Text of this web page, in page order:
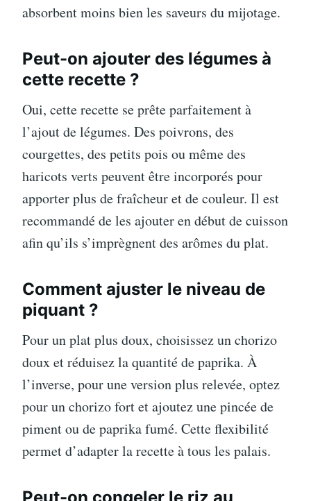
absorbent moins bien les saveurs du mijotage.
Peut-on ajouter des légumes à
cette recette ?
Oui, cette recette se prête parfaitement à
l’ajout de légumes. Des poivrons, des
courgettes, des petits pois ou même des
haricots verts peuvent être incorporés pour
apporter plus de fraîcheur et de couleur. Il est
recommandé de les ajouter en début de cuisson
afin qu’ils s’imprègnent des arômes du plat.
Comment ajuster le niveau de
piquant ?
Pour un plat plus doux, choisissez un chorizo
doux et réduisez la quantité de paprika. À
l’inverse, pour une version plus relevée, optez
pour un chorizo fort et ajoutez une pincée de
piment ou de paprika fumé. Cette flexibilité
permet d’adapter la recette à tous les palais.